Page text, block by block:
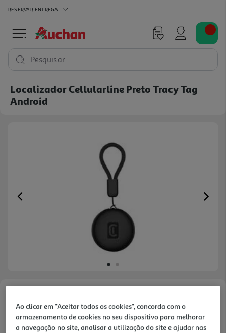
RESERVAR ENTREGA
Pesquisar
Localizador Cellularline Preto Tracy Tag
Android
Previous
Ref. / EAN:8018080498060
Ao clicar em "Aceitar todos os cookies", concorda com o
armazenamento de cookies no seu dispositivo para melhorar
a navegação no site, analisar a utilização do site e ajudar nas